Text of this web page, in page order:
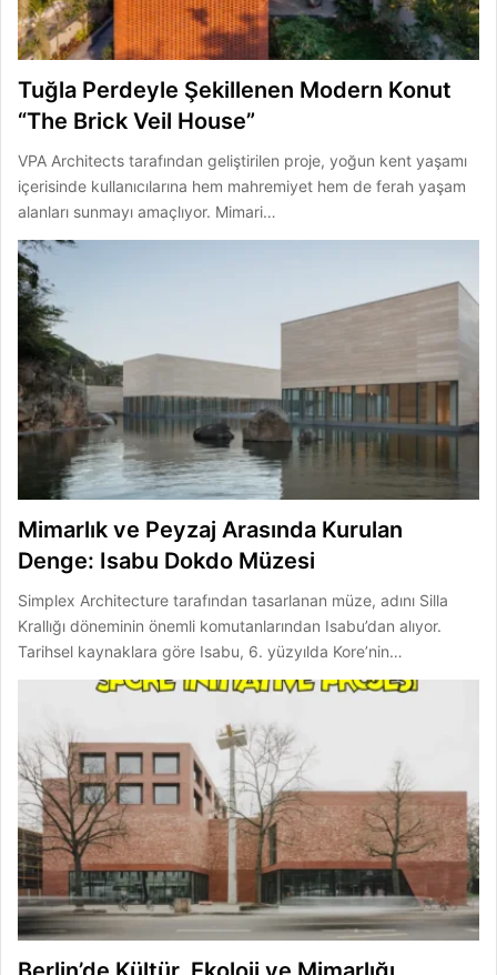
Tuğla Perdeyle Şekillenen Modern Konut
“The Brick Veil House”
VPA Architects tarafından geliştirilen proje, yoğun kent yaşamı
içerisinde kullanıcılarına hem mahremiyet hem de ferah yaşam
alanları sunmayı amaçlıyor. Mimari…
Mimarlık ve Peyzaj Arasında Kurulan
Denge: Isabu Dokdo Müzesi
Simplex Architecture tarafından tasarlanan müze, adını Silla
Krallığı döneminin önemli komutanlarından Isabu’dan alıyor.
Tarihsel kaynaklara göre Isabu, 6. yüzyılda Kore’nin…